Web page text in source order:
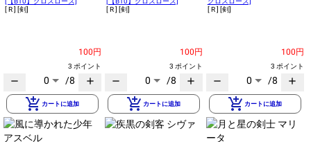
[ R ] [剣]
100円
3 ポイント
remove 0 /8 add
add_shopping_cart カートに追加
[ R ] [剣]
100円
3 ポイント
remove 0 /8 add
add_shopping_cart カートに追加
[ R ] [剣]
100円
3 ポイント
remove 0 /8 add
add_shopping_cart カートに追加